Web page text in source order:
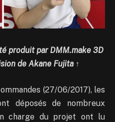
produit par DMM.make 3D
de Akane Fujita↑
(27/06/2017), les
déposés de nombreux
charge du projet ont lu